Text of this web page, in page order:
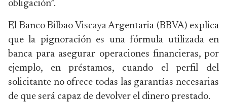
obligación”.
El Banco Bilbao Viscaya Argentaria (BBVA) explica
que la pignoración es una fórmula utilizada en
banca para asegurar operaciones financieras, por
ejemplo, en préstamos, cuando el perfil del
solicitante no ofrece todas las garantías necesarias
de que será capaz de devolver el dinero prestado.